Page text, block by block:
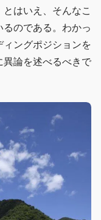
はいえ、そんなこ
のである。わかっ
ングポジションを
異論を述べるべきで